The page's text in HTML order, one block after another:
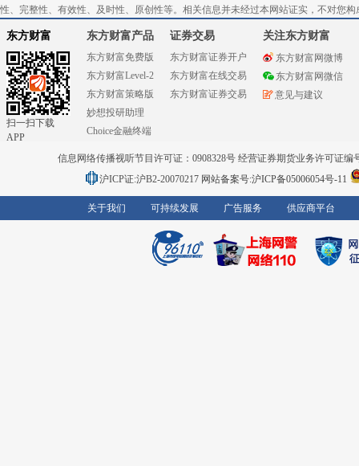
性、完整性、有效性、及时性、原创性等。相关信息并未经过本网站证实，不对您
东方财富
扫一扫下载
APP
东方财富产品
东方财富免费版
东方财富Level-2
东方财富策略版
妙想投研助理
Choice金融终端
证券交易
东方财富证券开户
东方财富在线交易
东方财富证券交易
关注东方财富
东方财富网微博
东方财富网微信
意见与建议
信息网络传播视听节目许可证：0908328号 经营证券期货业务许可证编
沪ICP证:沪B2-20070217 网站备案号:沪ICP备05006054号-11
关于我们 可持续发展 广告服务 供应商平台